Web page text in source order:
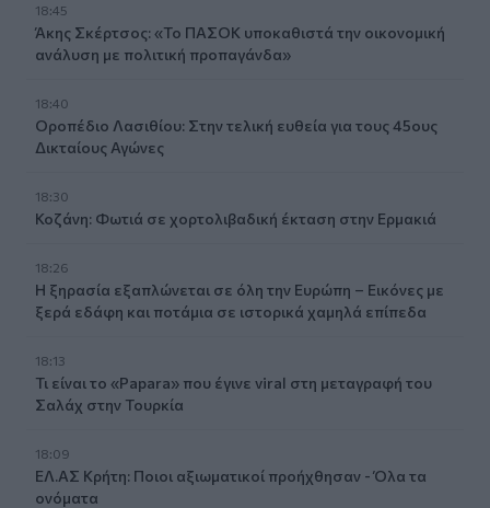
18:45
Άκης Σκέρτσος: «Το ΠΑΣΟΚ υποκαθιστά την οικονομική
ανάλυση με πολιτική προπαγάνδα»
18:40
Οροπέδιο Λασιθίου: Στην τελική ευθεία για τους 45ους
Δικταίους Αγώνες
18:30
Κοζάνη: Φωτιά σε χορτολιβαδική έκταση στην Ερμακιά
18:26
Η ξηρασία εξαπλώνεται σε όλη την Ευρώπη – Εικόνες με
ξερά εδάφη και ποτάμια σε ιστορικά χαμηλά επίπεδα
18:13
Τι είναι το «Papara» που έγινε viral στη μεταγραφή του
Σαλάχ στην Τουρκία
18:09
ΕΛ.ΑΣ Κρήτη: Ποιοι αξιωματικοί προήχθησαν - Όλα τα
ονόματα